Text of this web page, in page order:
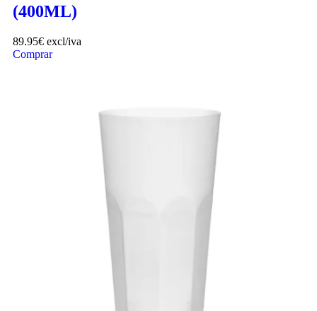
(400ML)
89.95€ excl/iva
Comprar